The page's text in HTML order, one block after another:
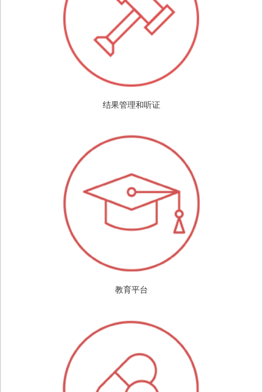
结果管理和听证
教育平台